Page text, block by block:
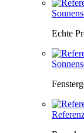
Echte